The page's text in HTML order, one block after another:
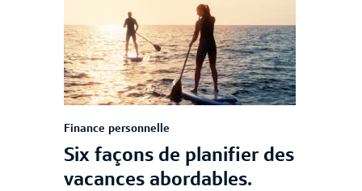
Finance personnelle
Six façons de planifier des
vacances abordables.